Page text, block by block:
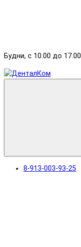
Будни, с 10.00 до 17.00
8-913-003-93-25